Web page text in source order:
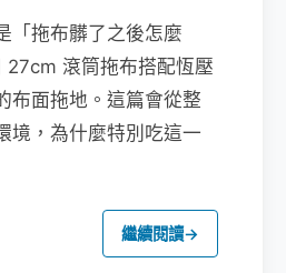
「拖布髒了之後怎麼
滾筒拖布搭配恆壓
布面拖地。這篇會從整
境，為什麼特別吃這一
繼續閱讀→